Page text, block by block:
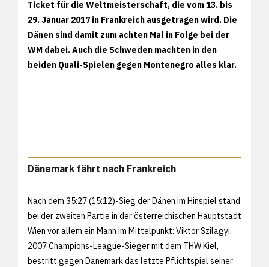
Ticket für die Weltmeisterschaft, die vom 13. bis
29. Januar 2017 in Frankreich ausgetragen wird. Die
Dänen sind damit zum achten Mal in Folge bei der
WM dabei. Auch die Schweden machten in den
beiden Quali-Spielen gegen Montenegro alles klar.
Dänemark fährt nach Frankreich
Nach dem 35:27 (15:12)-Sieg der Dänen im Hinspiel stand
bei der zweiten Partie in der österreichischen Hauptstadt
Wien vor allem ein Mann im Mittelpunkt: Viktor Szilagyi,
2007 Champions-League-Sieger mit dem THW Kiel,
bestritt gegen Dänemark das letzte Pflichtspiel seiner